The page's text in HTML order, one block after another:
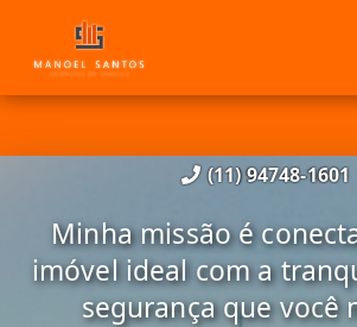
(11) 94748-1601
Minha missão é
imóvel ideal com a
segurança que você